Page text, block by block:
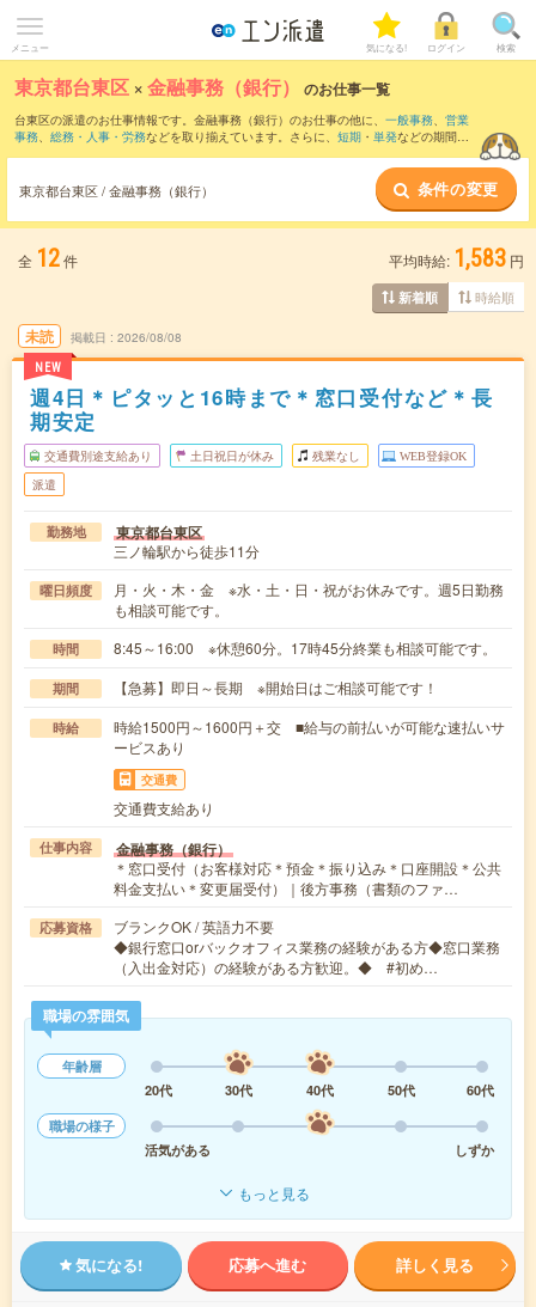
メニュー 気になる! ログイン 検索
東京都台東区 ×金融事務（銀行） のお仕事一覧
台東区の派遣のお仕事情報です。金融事務（銀行）のお仕事の他に、 一般事務、 営業
事務、 総務・人事・労務などを取り揃えています。さらに、 短期 ・ 単発などの期間
東京都台東区 / 金融事務（銀行） 条件の変更
全 12件 平均時給: 1,583 円
新着順 時給順
未読
NEW
掲載日 2026/08/08
週4日＊ピタッと16時まで＊窓口受付など＊長
期安定
交通費別途支給あり 土日祝日が休み 残業なし WEB登録OK
派遣
勤務地 東京都台東区
三ノ輪駅から徒歩11分
曜日頻度
月・火・木・金 ※水・土・日・祝がお休みです。週5日勤務
も相談可能です。
時間 8:45～16:00 ※休憩60分。17時45分終業も相談可能です。
期間 【急募】即日～長期 ※開始日はご相談可能です！
時給
時給1500円～1600円＋交 ■給与の前払いが可能な速払いサ
ービスあり
交通費
交通費支給あり
仕事内容 金融事務（銀行）
＊窓口受付（お客様対応＊預金＊振り込み＊口座開設＊公共
料金支払い＊変更届受付）｜後方事務（書類のファ…
応募資格
ブランクOK / 英語力不要
◆銀行窓口orバックオフィス業務の経験がある方◆窓口業務
（入出金対応）の経験がある方歓迎。◆ #初め…
職場の雰囲気
年齢層
20代
30代 40代 50代
60代
職場の様子
活気がある
しずか
もっと見る
気になる! 応募へ進む 詳しく見る